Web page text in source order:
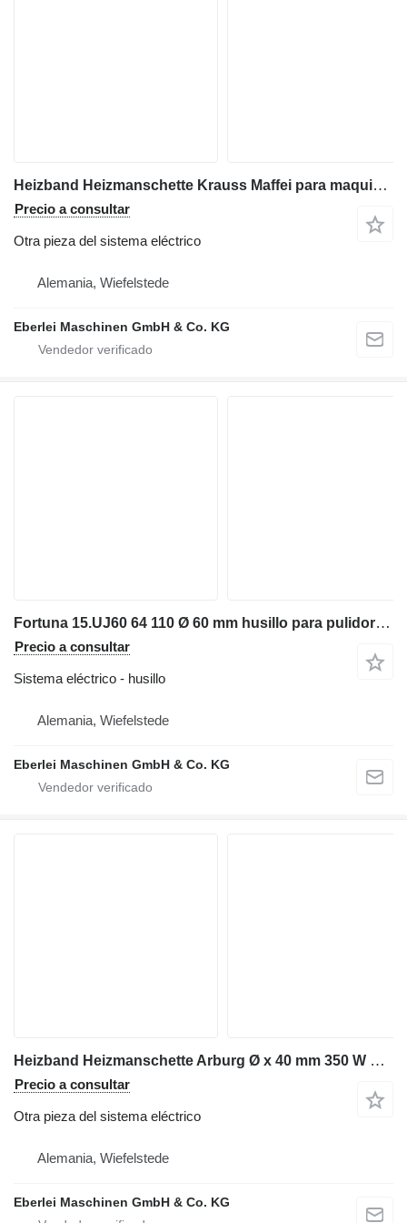
Heizband Heizmanschette Krauss Maffei para maquinaria para metal
Precio a consultar
Otra pieza del sistema eléctrico
Alemania, Wiefelstede
Eberlei Maschinen GmbH & Co. KG
Fortuna 15.UJ60 64 110 Ø 60 mm husillo para pulidora de metal
Precio a consultar
Sistema eléctrico - husillo
Alemania, Wiefelstede
Eberlei Maschinen GmbH & Co. KG
Heizband Heizmanschette Arburg Ø x 40 mm 350 W para maquinaria para metal
Precio a consultar
Otra pieza del sistema eléctrico
Alemania, Wiefelstede
Eberlei Maschinen GmbH & Co. KG